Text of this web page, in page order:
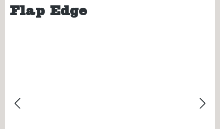
Flap Edge